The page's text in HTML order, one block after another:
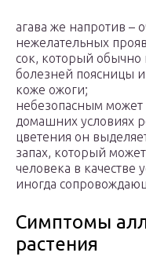
агава же напротив –
нежелательных
сок, который обычно
болезней поясницы
коже ожоги;
небезопасным может
домашних условиях
цветения он
запах, который
человека в качестве
иногда
Симптомы
растения